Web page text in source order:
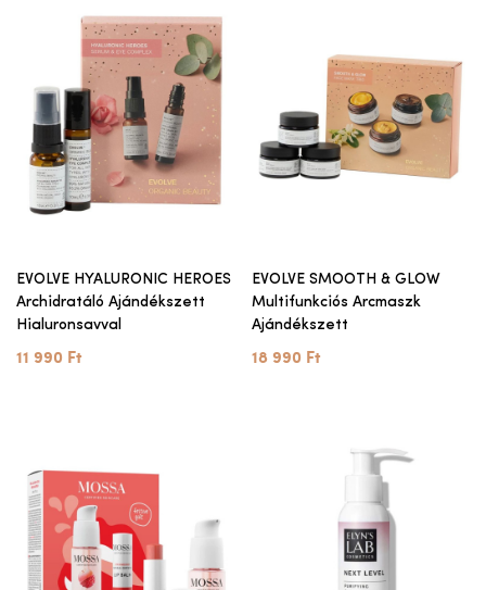
EVOLVE HYALURONIC HEROES
Archidratáló Ajándékszett
Hialuronsavval
11 990 Ft
EVOLVE SMOOTH & GLOW
Multifunkciós Arcmaszk
Ajándékszett
18 990 Ft